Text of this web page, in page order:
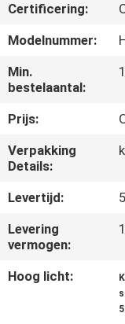
NIEUWS
VRAAG
EEN
OFFERTE
Certificering:
Modelnummer:
Min.
bestelaantal:
Prijs:
Verpakking
Details:
Levertijd:
Levering
vermogen:
Hoog licht: